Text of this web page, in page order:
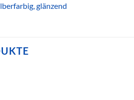
glänzend